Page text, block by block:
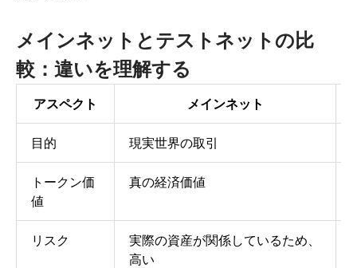
メインネットとテストネットの比
較：違いを理解する
アスペクト メインネット
目的 現実世界の取引
トークン価
値
真の経済価値
リスク
実際の資産が関係しているため、
高い